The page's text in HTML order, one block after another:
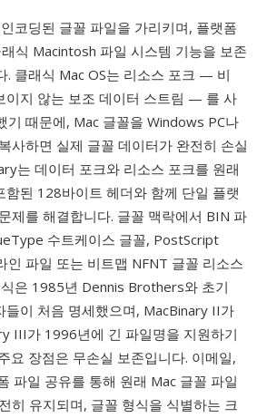
코딩된 글꼴 파일을 가리키며, 플랫폼
식 Macintosh 파일 시스템 기능을 보존
. 클래식 Mac OS는 리소스 포크 — 비
이지 않는 보조 데이터 스트림 — 를 사
기 때문에, Mac 글꼴을 Windows PC나
사하면 실제 글꼴 데이터가 완전히 손실
는 데이터 포크와 리소스 포크를 원래
함된 128바이트 헤더와 함께 단일 플랫
제를 해결합니다. 글꼴 맥락에서 BIN 파
수트케이스 글꼴, PostScript
인 파일 또는 비트맵 NFNT 글꼴 리소스
은 1985년 Dennis Brothers와 초기
들이 처음 명세했으며, MacBinary II가
III가 1996년에 긴 파일명을 지원하기
요 장점은 무손실 보존입니다. 이메일,
파일 공유를 통해 원래 Mac 글꼴 파일
히 유지되며, 글꼴 형식을 식별하는 크